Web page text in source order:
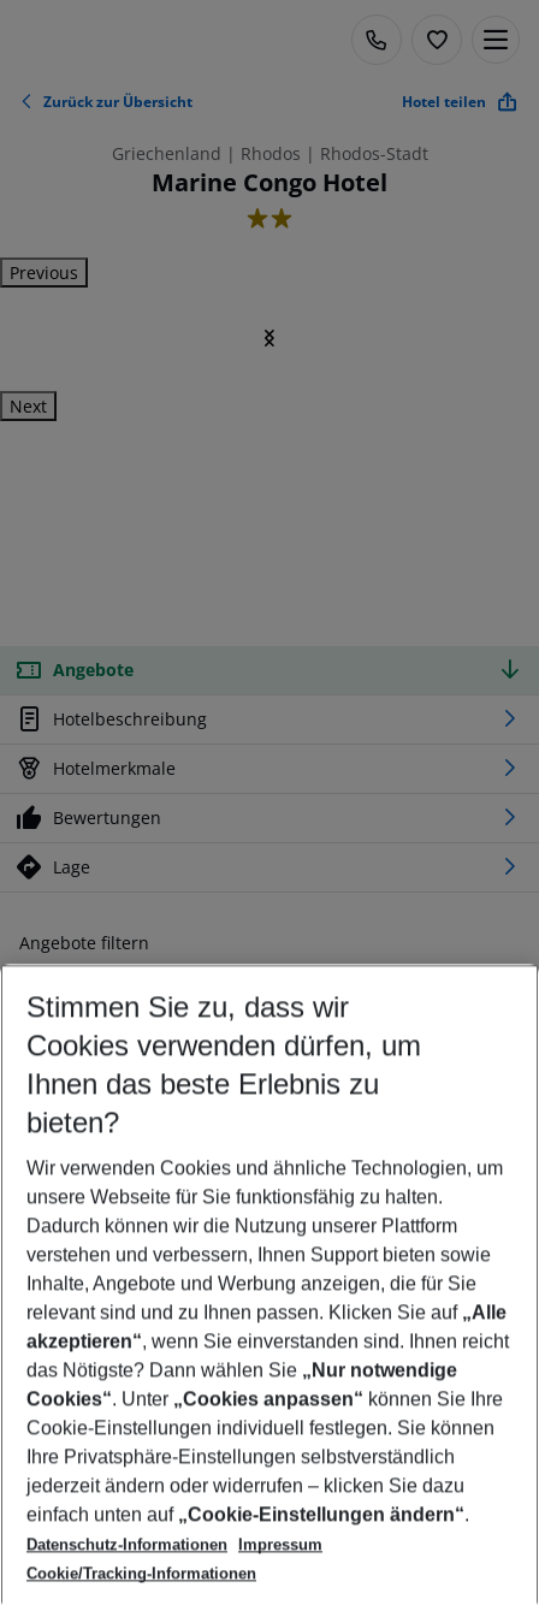
Zurück zur Übersicht Hotel teilen
Griechenland | Rhodos | Rhodos-Stadt
Marine Congo Hotel
2
Previous
Next
Angebote
Hotelbeschreibung
Hotelmerkmale
Bewertungen
Lage
Angebote filtern
Ändern Sie Ihre Kriterien nach Ihren Wünschen
Abflughafen wählen
Beliebiger Abflughafen
Reisezeitraum wählen
12.08.26– 10.08.27 5-8 Nächte
2 Erwachsene Keine Kinder
Mehr Filter anzeigen
Footer
Footer navigation
Über uns
AGB
Cookie-Einstellungen ändern
Cookie-Richtlinie
Datenschutz
Service & Hilfe
Barrierefreies Reisen
Check-in
Folgen Sie uns
Stimmen Sie zu, dass wir
Cookies verwenden dürfen, um
Ihnen das beste Erlebnis zu
bieten?
Wir verwenden Cookies und ähnliche Technologien, um
unsere Webseite für Sie funktionsfähig zu halten.
Dadurch können wir die Nutzung unserer Plattform
verstehen und verbessern, Ihnen Support bieten sowie
Inhalte, Angebote und Werbung anzeigen, die für Sie
relevant sind und zu Ihnen passen. Klicken Sie auf „Alle
akzeptieren“, wenn Sie einverstanden sind. Ihnen reicht
das Nötigste? Dann wählen Sie „Nur notwendige
Cookies“. Unter „Cookies anpassen“ können Sie Ihre
Cookie-Einstellungen individuell festlegen. Sie können
Ihre Privatsphäre-Einstellungen selbstverständlich
jederzeit ändern oder widerrufen – klicken Sie dazu
einfach unten auf „Cookie-Einstellungen ändern“.
Datenschutz-Informationen
Impressum
Cookie/Tracking-Informationen